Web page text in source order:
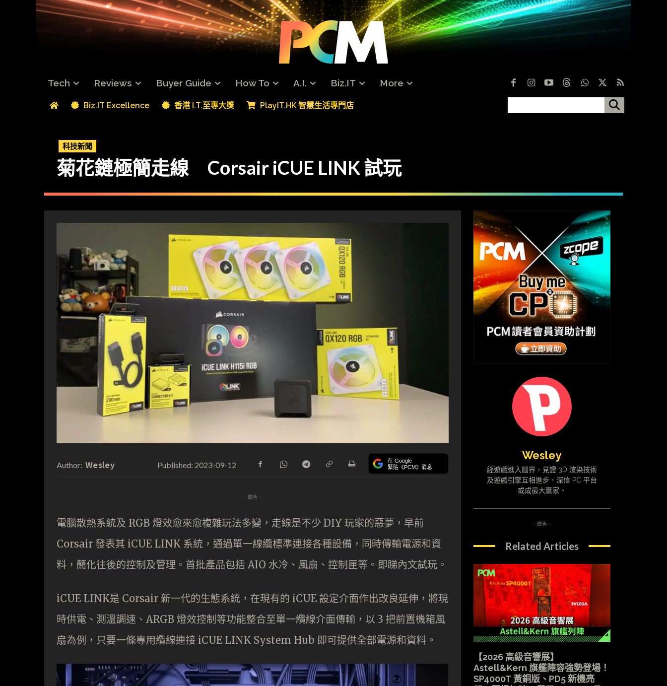
Tech Reviews Buyer Guide How To A.I. Biz.IT More
Biz.IT Excellence 香港 I.T.至專大獎 PlayIT.HK 智慧生活專門店
科技新聞
菊花鏈極簡走線 Corsair iCUE LINK 試玩
Author: Wesley Published: 2023-09-12 在 Google
緊貼《PCM》消息
- 廣告 -
電腦散熱系統及 RGB 燈效愈來愈複雜玩法多變，走線是不少 DIY 玩家的惡夢，早前
Corsair 發表其 iCUE LINK 系統，通過單一線纜標準連接各種設備，同時傳輸電源和資
料，簡化往後的控制及管理。首批產品包括 AIO 水冷、風扇、控制匣等。即睇內文試玩。
iCUE LINK是 Corsair 新一代的生態系統，在現有的 iCUE 設定介面作出改良延伸，將現
時供電、測溫調速、ARGB 燈效控制等功能整合至單一纜線介面傳輸，以 3 把前置機箱風
扇為例，只要一條專用纜線連接 iCUE LINK System Hub 即可提供全部電源和資料。
Wesley
經遊戲進入腦界，見證 3D 渲染技術
及遊戲引擎互相進步，深信 PC 平台
或成最大贏家。
- 廣告 -
Related Articles
【2026 高級音響展】
Astell&Kern 旗艦陣容強勢登場！
SP4000T 黃銅版、PD5 新機亮